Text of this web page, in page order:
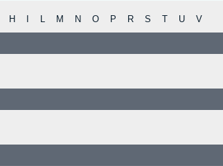
H L M N O P R S T U V